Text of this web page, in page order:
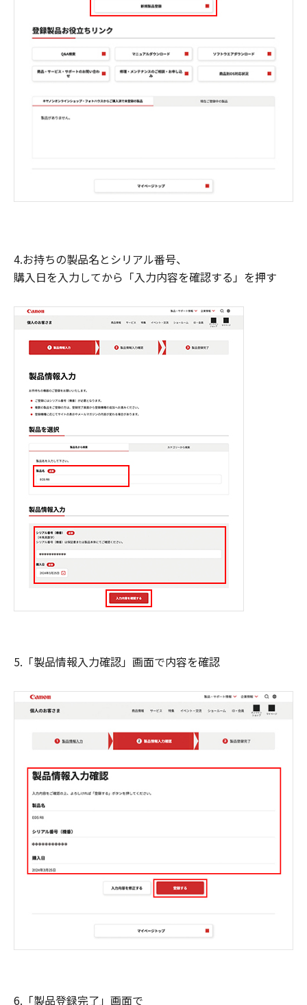
4.お持ちの製品名とシリアル番号、
購入日を入力してから「入力内容を確認する」を押す
5.「製品情報入力確認」画面で内容を確認
6.「製品登録完了」画面で